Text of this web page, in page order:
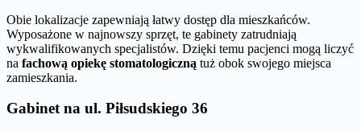
Obie lokalizacje zapewniają łatwy dostęp dla mieszkańców.
Wyposażone w najnowszy sprzęt, te gabinety zatrudniają
wykwalifikowanych specjalistów. Dzięki temu pacjenci mogą liczyć
na fachową opiekę stomatologiczną tuż obok swojego miejsca
zamieszkania.
Gabinet na ul. Piłsudskiego 36